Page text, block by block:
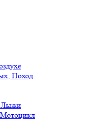
Поход
Лыжи